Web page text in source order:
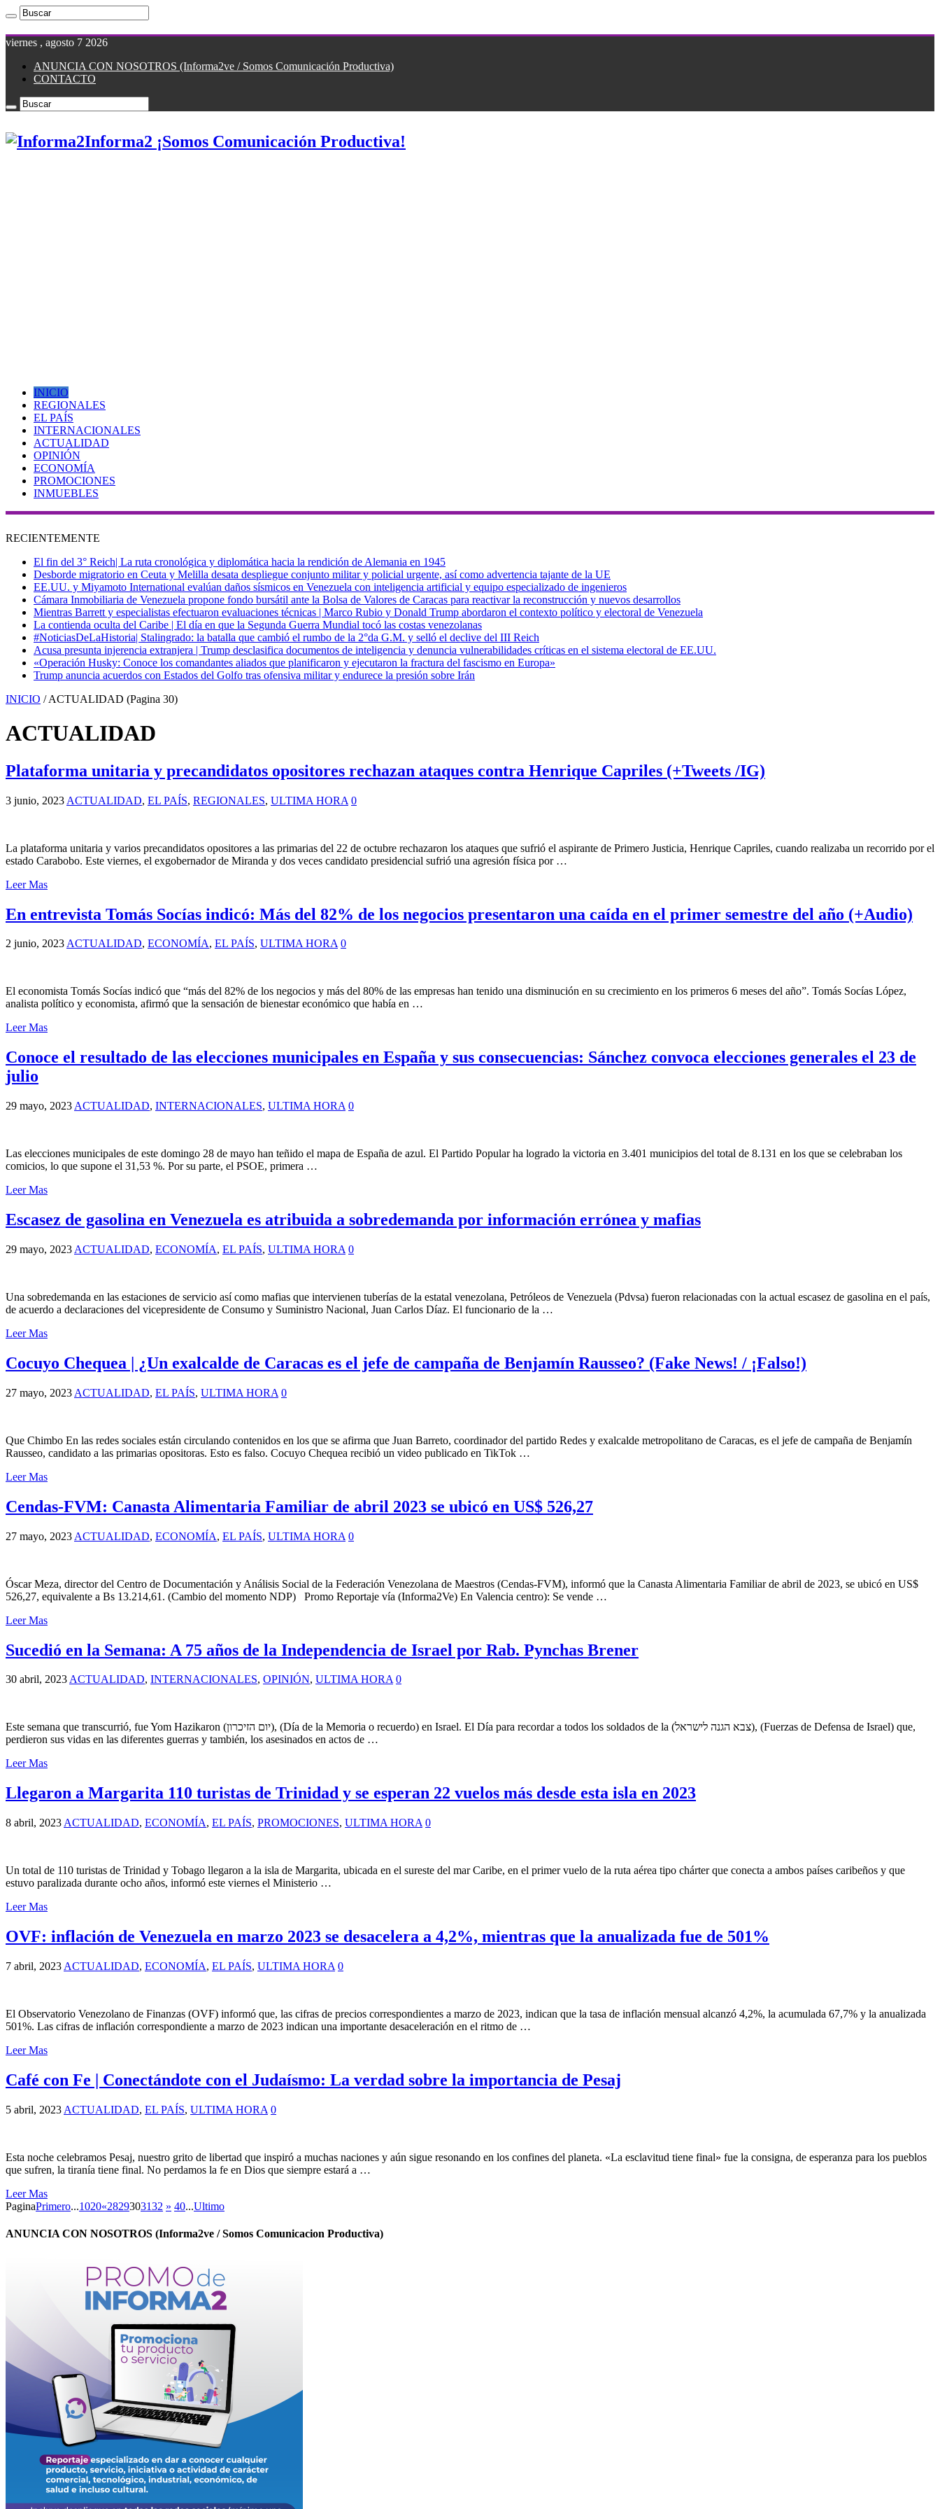
viernes , agosto 7 2026
ANUNCIA CON NOSOTROS (Informa2ve / Somos Comunicación Productiva)
CONTACTO
Informa2 ¡Somos Comunicación Productiva!
INICIO
REGIONALES
EL PAÍS
INTERNACIONALES
ACTUALIDAD
OPINIÓN
ECONOMÍA
PROMOCIONES
INMUEBLES
RECIENTEMENTE
El fin del 3° Reich| La ruta cronológica y diplomática hacia la rendición de Alemania en 1945
Desborde migratorio en Ceuta y Melilla desata despliegue conjunto militar y policial urgente, así como advertencia tajante de la UE
EE.UU. y Miyamoto International evalúan daños sísmicos en Venezuela con inteligencia artificial y equipo especializado de ingenieros
Cámara Inmobiliaria de Venezuela propone fondo bursátil ante la Bolsa de Valores de Caracas para reactivar la reconstrucción y nuevos desarrollos
Mientras Barrett y especialistas efectuaron evaluaciones técnicas | Marco Rubio y Donald Trump abordaron el contexto político y electoral de Venezuela
La contienda oculta del Caribe | El día en que la Segunda Guerra Mundial tocó las costas venezolanas
#NoticiasDeLaHistoria| Stalingrado: la batalla que cambió el rumbo de la 2°da G.M. y selló el declive del III Reich
Acusa presunta injerencia extranjera | Trump desclasifica documentos de inteligencia y denuncia vulnerabilidades críticas en el sistema electoral de EE.UU.
«Operación Husky: Conoce los comandantes aliados que planificaron y ejecutaron la fractura del fascismo en Europa»
Trump anuncia acuerdos con Estados del Golfo tras ofensiva militar y endurece la presión sobre Irán
INICIO / ACTUALIDAD (Pagina 30)
ACTUALIDAD
Plataforma unitaria y precandidatos opositores rechazan ataques contra Henrique Capriles (+Tweets /IG)
3 junio, 2023 ACTUALIDAD, EL PAÍS, REGIONALES, ULTIMA HORA 0
La plataforma unitaria y varios precandidatos opositores a las primarias del 22 de octubre rechazaron los ataques que sufrió el aspirante de Primero Justicia, Henrique Capriles, cuando realizaba un recorrido por el
estado Carabobo. Este viernes, el exgobernador de Miranda y dos veces candidato presidencial sufrió una agresión física por …
Leer Mas
En entrevista Tomás Socías indicó: Más del 82% de los negocios presentaron una caída en el primer semestre del año (+Audio)
2 junio, 2023ACTUALIDAD, ECONOMÍA, EL PAÍS, ULTIMA HORA 0
El economista Tomás Socías indicó que “más del 82% de los negocios y más del 80% de las empresas han tenido una disminución en su crecimiento en los primeros 6 meses del año”. Tomás Socías López,
analista político y economista, afirmó que la sensación de bienestar económico que había en …
Leer Mas
Conoce el resultado de las elecciones municipales en España y sus consecuencias: Sánchez convoca elecciones generales el 23 de
julio
29 mayo, 2023 ACTUALIDAD, INTERNACIONALES, ULTIMA HORA 0
Las elecciones municipales de este domingo 28 de mayo han teñido el mapa de España de azul. El Partido Popular ha logrado la victoria en 3.401 municipios del total de 8.131 en los que se celebraban los
comicios, lo que supone el 31,53 %. Por su parte, el PSOE, primera …
Leer Mas
Escasez de gasolina en Venezuela es atribuida a sobredemanda por información errónea y mafias
29 mayo, 2023 ACTUALIDAD, ECONOMÍA, EL PAÍS, ULTIMA HORA 0
Una sobredemanda en las estaciones de servicio así como mafias que intervienen tuberías de la estatal venezolana, Petróleos de Venezuela (Pdvsa) fueron relacionadas con la actual escasez de gasolina en el país,
de acuerdo a declaraciones del vicepresidente de Consumo y Suministro Nacional, Juan Carlos Díaz. El funcionario de la …
Leer Mas
Cocuyo Chequea | ¿Un exalcalde de Caracas es el jefe de campaña de Benjamín Rausseo? (Fake News! / ¡Falso!)
27 mayo, 2023 ACTUALIDAD, EL PAÍS, ULTIMA HORA 0
Que Chimbo En las redes sociales están circulando contenidos en los que se afirma que Juan Barreto, coordinador del partido Redes y exalcalde metropolitano de Caracas, es el jefe de campaña de Benjamín
Rausseo, candidato a las primarias opositoras. Esto es falso. Cocuyo Chequea recibió un video publicado en TikTok …
Leer Mas
Cendas-FVM: Canasta Alimentaria Familiar de abril 2023 se ubicó en US$ 526,27
27 mayo, 2023 ACTUALIDAD, ECONOMÍA, EL PAÍS, ULTIMA HORA 0
Óscar Meza, director del Centro de Documentación y Análisis Social de la Federación Venezolana de Maestros (Cendas-FVM), informó que la Canasta Alimentaria Familiar de abril de 2023, se ubicó en US$
526,27, equivalente a Bs 13.214,61. (Cambio del momento NDP) Promo Reportaje vía (Informa2Ve) En Valencia centro): Se vende …
Leer Mas
Sucedió en la Semana: A 75 años de la Independencia de Israel por Rab. Pynchas Brener
30 abril, 2023ACTUALIDAD, INTERNACIONALES, OPINIÓN, ULTIMA HORA 0
Este semana que transcurrió, fue Yom Hazikaron (יום הזיכרון), (Día de la Memoria o recuerdo) en Israel. El Día para recordar a todos los soldados de la (צבא הגנה לישראל), (Fuerzas de Defensa de Israel) que,
perdieron sus vidas en las diferentes guerras y también, los asesinados en actos de …
Leer Mas
Llegaron a Margarita 110 turistas de Trinidad y se esperan 22 vuelos más desde esta isla en 2023
8 abril, 2023 ACTUALIDAD, ECONOMÍA, EL PAÍS, PROMOCIONES, ULTIMA HORA 0
Un total de 110 turistas de Trinidad y Tobago llegaron a la isla de Margarita, ubicada en el sureste del mar Caribe, en el primer vuelo de la ruta aérea tipo chárter que conecta a ambos países caribeños y que
estuvo paralizada durante ocho años, informó este viernes el Ministerio …
Leer Mas
OVF: inflación de Venezuela en marzo 2023 se desacelera a 4,2%, mientras que la anualizada fue de 501%
7 abril, 2023 ACTUALIDAD, ECONOMÍA, EL PAÍS, ULTIMA HORA 0
El Observatorio Venezolano de Finanzas (OVF) informó que, las cifras de precios correspondientes a marzo de 2023, indican que la tasa de inflación mensual alcanzó 4,2%, la acumulada 67,7% y la anualizada
501%. Las cifras de inflación correspondiente a marzo de 2023 indican una importante desaceleración en el ritmo de …
Leer Mas
Café con Fe | Conectándote con el Judaísmo: La verdad sobre la importancia de Pesaj
5 abril, 2023 ACTUALIDAD, EL PAÍS, ULTIMA HORA 0
Esta noche celebramos Pesaj, nuestro grito de libertad que inspiró a muchas naciones y aún sigue resonando en los confines del planeta. «La esclavitud tiene final» fue la consigna, de esperanza para los pueblos
que sufren, la tiranía tiene final. No perdamos la fe en Dios que siempre estará a …
Leer Mas
PaginaPrimero...1020«2829303132 » 40...Ultimo
ANUNCIA CON NOSOTROS (Informa2ve / Somos Comunicacion Productiva)